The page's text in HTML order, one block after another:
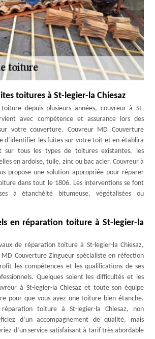
toitures à St-legier-la Chiesaz
depuis plusieurs années, couvreur à St-
avec compétence et assurance lors des
votre couverture. Couvreur MD Couverture
d’identifier les fuites sur votre toit et en établira
sur tous les types de toitures existantes, les
en ardoise, tuile, zinc ou bac acier. Couvreur à
propose une solution appropriée pour réparer
dans tout le 1806. Les interventions se font
à étanchéité bitumeuse, végétalisées ou
en réparation toiture à St-legier-la
de réparation toiture à St-legier-la Chiesaz,
Couverture Zingueur spécialiste en réfection
les compétences et les qualifications de ses
Quelques soient les difficultés et les
à St-legier-la Chiesaz et toute son équipe
pour que vous ayez une toiture bien étanche.
toiture à St-legier-la Chiesaz, non
d’un accompagnement de qualité, mais
d’un service satisfaisant à tarif très abordable